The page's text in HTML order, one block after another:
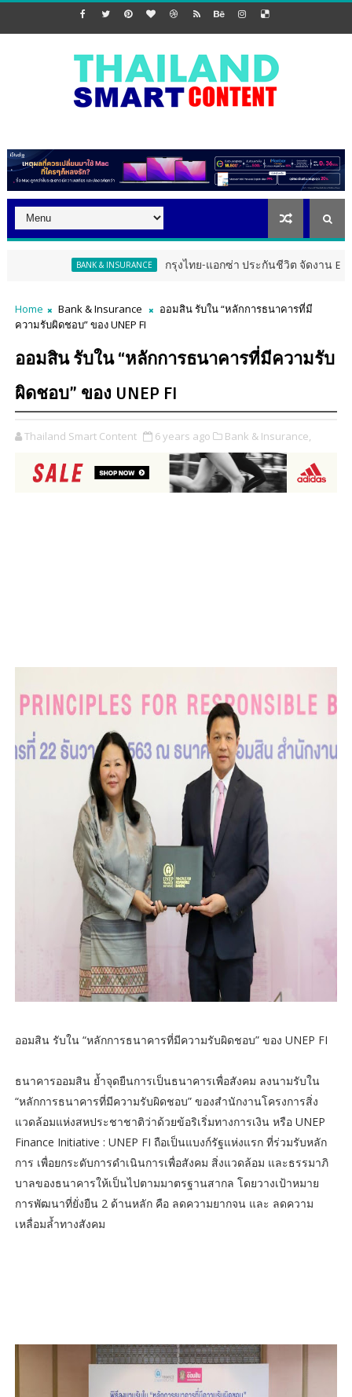
BANK & INSURANCE กรุงไทย-แอกซ่า ประกันชีวิต จัดงาน ERD
Home Bank & Insurance
ออมสิน รับใน “หลักการธนาคารที่มี
ความรับผิดชอบ” ของ UNEP FI
ออมสิน รับใน “หลักการธนาคารที่มีความรับ
ผิดชอบ” ของ UNEP FI
Thailand Smart Content 6 years ago Bank & Insurance,
ออมสิน รับใน “หลักการธนาคารที่มีความรับผิดชอบ” ของ UNEP FI
ธนาคารออมสิน ย้ำจุดยืนการเป็นธนาคารเพื่อสังคม ลงนามรับใน
“หลักการธนาคารที่มีความรับผิดชอบ” ของสำนักงานโครงการสิ่ง
แวดล้อมแห่งสหประชาชาติว่าด้วยข้อริเริ่มทางการเงิน หรือ UNEP
Finance Initiative : UNEP FI ถือเป็นแบงก์รัฐแห่งแรก ที่ร่วมรับหลัก
การ เพื่อยกระดับการดำเนินการเพื่อสังคม สิ่งแวดล้อม และธรรมาภิ
บาลของธนาคารให้เป็นไปตามมาตรฐานสากล โดยวางเป้าหมาย
การพัฒนาที่ยั่งยืน 2 ด้านหลัก คือ ลดความยากจน และ ลดความ
เหลื่อมล้ำทางสังคม